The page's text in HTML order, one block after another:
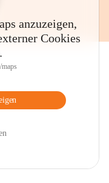
anzuzeigen,
Cookies